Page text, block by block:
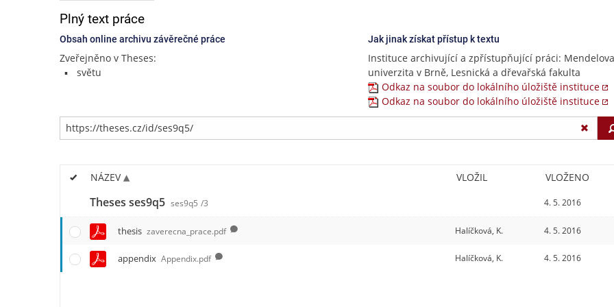
Plný text práce
Obsah online archivu závěrečné práce
Zveřejněno v Theses:
světu
Jak jinak získat přístup k textu
Instituce archivující a zpřístupňující práci: Mendelova
univerzita v Brně, Lesnická a dřevařská fakulta
Odkaz na soubor do lokálního úložiště instituce
Odkaz na soubor do lokálního úložiště instituce
NÁZEV VLOŽIL VLOŽENO
Theses ses9q5 ses9q5 /3 4. 5. 2016
thesis zaverecna_prace.pdf Halíčková, K. 4. 5. 2016
appendix Appendix.pdf Halíčková, K. 4. 5. 2016